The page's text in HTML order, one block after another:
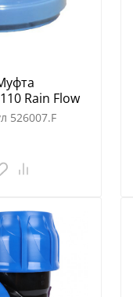
Rain Flow
526007.F